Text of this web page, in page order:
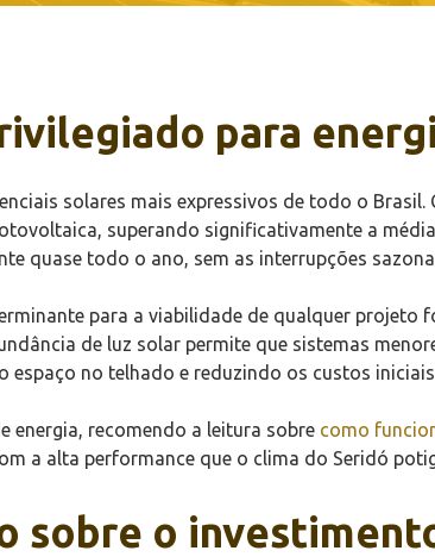
para
solares mais expressivos de todo o
superando significativamente a
quase todo o ano, sem as interrupções
para a viabilidade de qualquer projeto
de luz solar permite que sistemas
no telhado e reduzindo os custos
energia, recomendo a leitura sobre como
a alta performance que o clima do Seridó
sobre o